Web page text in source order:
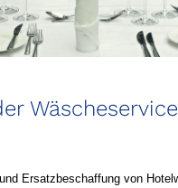
Ersatzbeschaffung von